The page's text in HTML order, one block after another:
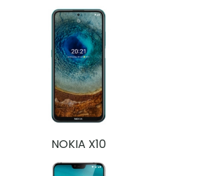
NOKIA X10